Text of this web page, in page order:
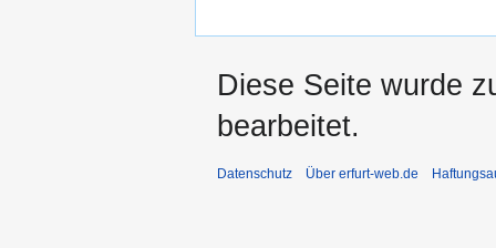
Diese Seite wurde
bearbeitet.
Datenschutz Über erfurt-web.de